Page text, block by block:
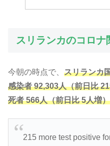
スリランカのコロナ
今朝の時点で、 スリランカ
感染者 92,303人（前日比
死者 566人（前日比 5人増
215 more test positive